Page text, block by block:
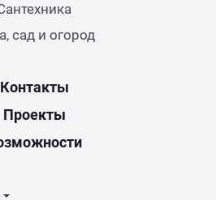
сад и огород
Контакты
Проекты